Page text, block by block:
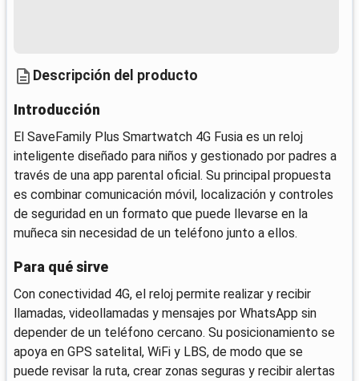
Descripción del producto
Introducción
El SaveFamily Plus Smartwatch 4G Fusia es un reloj
inteligente diseñado para niños y gestionado por padres a
través de una app parental oficial. Su principal propuesta
es combinar comunicación móvil, localización y controles
de seguridad en un formato que puede llevarse en la
muñeca sin necesidad de un teléfono junto a ellos.
Para qué sirve
Con conectividad 4G, el reloj permite realizar y recibir
llamadas, videollamadas y mensajes por WhatsApp sin
depender de un teléfono cercano. Su posicionamiento se
apoya en GPS satelital, WiFi y LBS, de modo que se
puede revisar la ruta, crear zonas seguras y recibir alertas